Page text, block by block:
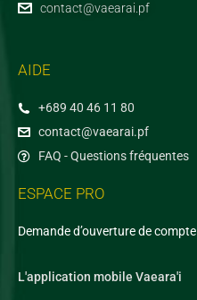
contact@vaearai.pf
AIDE
+689 40 46 11 80
contact@vaearai.pf
FAQ - Questions fréquentes
ESPACE PRO
Demande d’ouverture de compte
L'application mobile Vaeara'i